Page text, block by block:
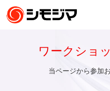
ワークショ
当ページから参加